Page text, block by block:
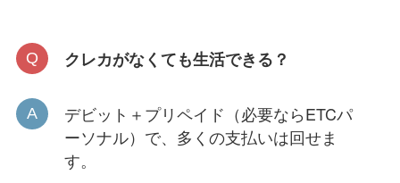
クレカがなくても生活できる？
デビット＋プリペイド（必要ならETCパ
ーソナル）で、多くの支払いは回せま
す。